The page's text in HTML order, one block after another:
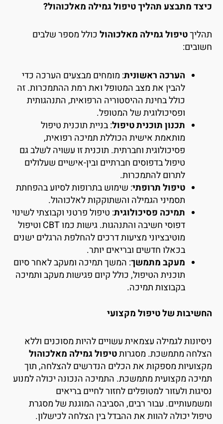
מתבצע תהליך טיפול גמילה מאלכוהול?
טיפול גמילה מאלכוהולכולל מספר שלבים
הערכה ראשונית: מומחים מבצעים הערכה כדי
להבין את מצב המטופל ואת רמת ההתמכרות. זה
כולל בחינת ההיסטוריה הרפואית, התנהגותית
ופסיכולוגית של המטופל.
תכנון תוכנית טיפול: בניית תוכנית טיפול
מותאמת אישית הכוללת תמיכה רפואית,
פסיכולוגית וחברתית. תוכנית זו עשויה לשלב גם
טיפול בדפוסים חברתיים ובין-אישיים שעלולים
לתרום להתמכרות.
טיפול תרופתי: שימוש בתרופות לסיוע בהפחתת
תסמיני הגמילה והשתוקקות לאלכוהול.
תמיכה פסיכולוגית: טיפול פרטני וקבוצתי לשינוי
דפוסי חשיבה והתנהגות. גישות כמו CBT וטיפול
מוטיבציוני מציעות דרכים להחלפת הרגלים ישנים
בכאלו חדשים ובריאים יותר.
מעקב מתמשך: המשך תמיכה ומעקב לאחר סיום
תוכנית הטיפול, כולל קיום פגישות מעקב ותמיכה
בקבוצות תמיכה.
של טיפול מקצועי
לגמילה עצמאית עשויים להיות מסוכנים וללא
מתמשכת. מסגרותטיפול גמילה מאלכוהול
מספקות את הכלים הנדרשים להצלחה, תוך
מקצועית מתמשכת. התמיכה הנכונה יכולה למנוע
ולעזור למטופלים לחזור לחיים בריאים
עבור רבים, הסביבה המוגנת של מסגרת
יכולה להוות את ההבדל בין הצלחה לכישלון.